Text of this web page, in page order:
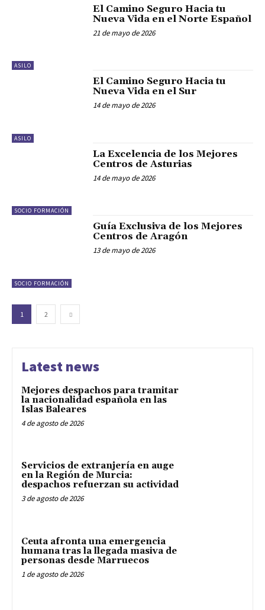
ASILO
El Camino Seguro Hacia tu
Nueva Vida en el Norte Español
21 de mayo de 2026
ASILO
El Camino Seguro Hacia tu
Nueva Vida en el Sur
14 de mayo de 2026
SOCIO FORMACIÓN
La Excelencia de los Mejores
Centros de Asturias
14 de mayo de 2026
SOCIO FORMACIÓN
Guía Exclusiva de los Mejores
Centros de Aragón
13 de mayo de 2026
1 2
Latest news
Mejores despachos para tramitar
la nacionalidad española en las
Islas Baleares
4 de agosto de 2026
Servicios de extranjería en auge
en la Región de Murcia:
despachos refuerzan su actividad
3 de agosto de 2026
Ceuta afronta una emergencia
humana tras la llegada masiva de
personas desde Marruecos
1 de agosto de 2026